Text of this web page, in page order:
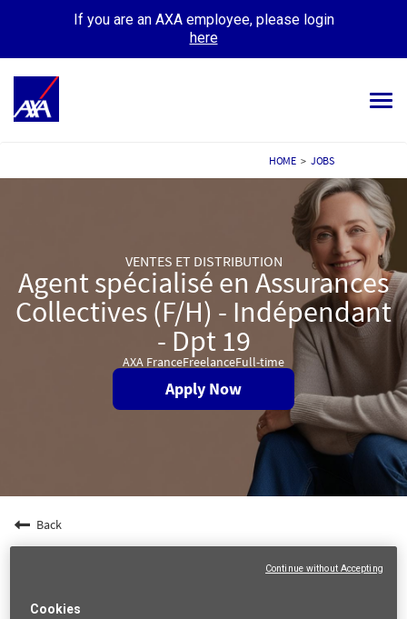
If you are an AXA employee, please login
here
MEET OUR PEOPLE
MY APPLICATIONS MY PROFILE
HOME > JOBS
VENTES ET DISTRIBUTION
Agent spécialisé en Assurances
Collectives (F/H) - Indépendant
- Dpt 19
AXA FranceFreelanceFull-time
Apply Now
Back
Agent spécialisé en Assurances Collectives (F/H)
19-CORREZE, FR, 99999
Cookies
Continue without Accepting